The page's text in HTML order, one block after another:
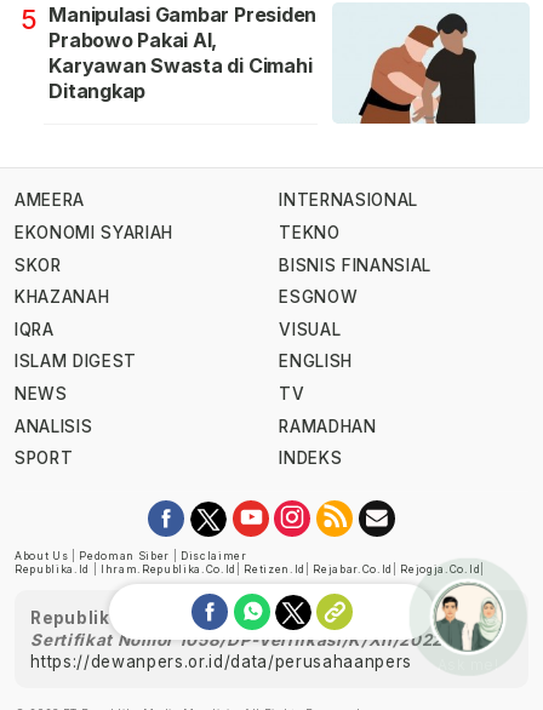
5 Manipulasi Gambar Presiden
Prabowo Pakai AI,
Karyawan Swasta di Cimahi
Ditangkap
AMEERA
EKONOMI SYARIAH
SKOR
KHAZANAH
IQRA
ISLAM DIGEST
NEWS
ANALISIS
SPORT
INTERNASIONAL
TEKNO
BISNIS FINANSIAL
ESGNOW
VISUAL
ENGLISH
TV
RAMADHAN
INDEKS
About Us Pedoman Siber
Disclaimer
Republika.id
Ihram.republika.co.id Retizen.id Rejabar.co.id Rejogja.co.id
Republika telah diverifikasi oleh Dewan Pers
Sertifikat Nomor 1058/DP-Verifikasi/K/XII/2022
https://dewanpers.or.id/data/perusahaanpers
Ask me!